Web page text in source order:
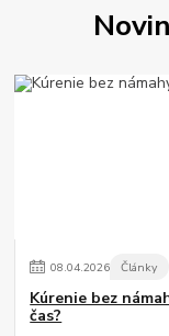
08.04.2026 Články
Kúrenie bez
čas?